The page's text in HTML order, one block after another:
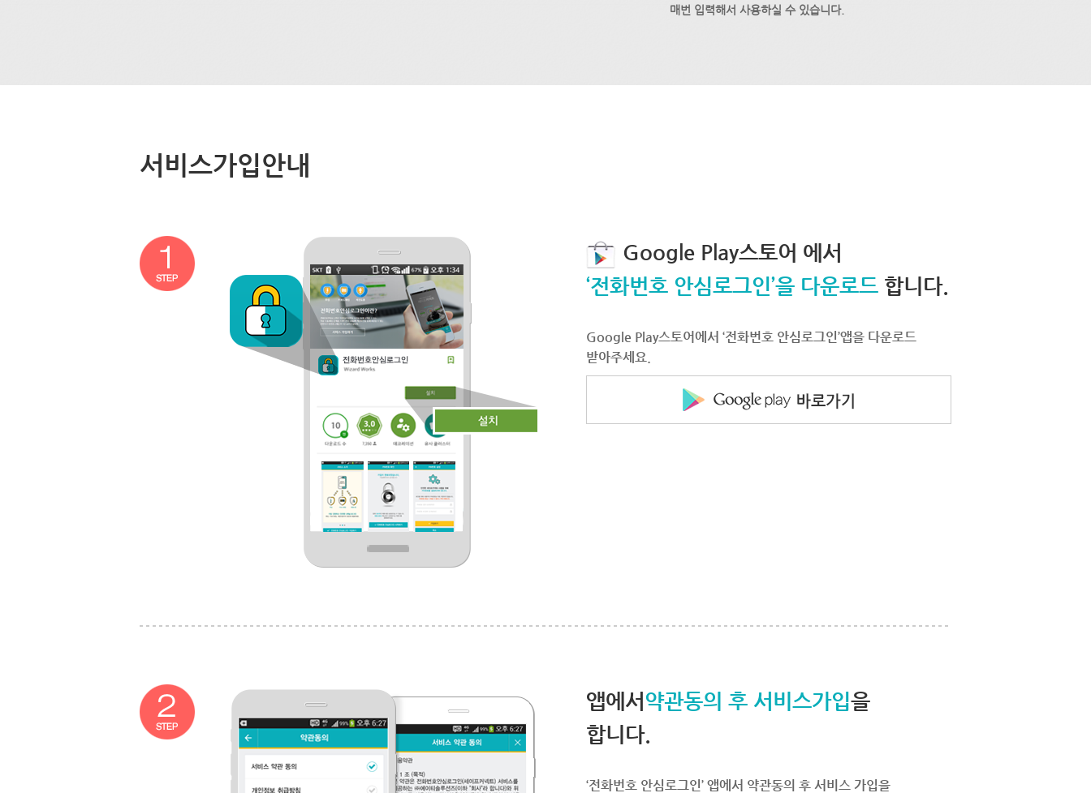
매번 입력해서 사용하실 수 있습니다.
서비스가입안내
Google Play스토어 에서
‘전화번호 안심로그인’을 다운로드 합니다.
Google Play스토어에서 ‘전화번호 안심로그인’앱을 다운로드
받아주세요.
앱에서 약관동의 후 서비스가입을
합니다.
‘전화번호 안심로그인’ 앱에서 약관동의 후 서비스 가입을